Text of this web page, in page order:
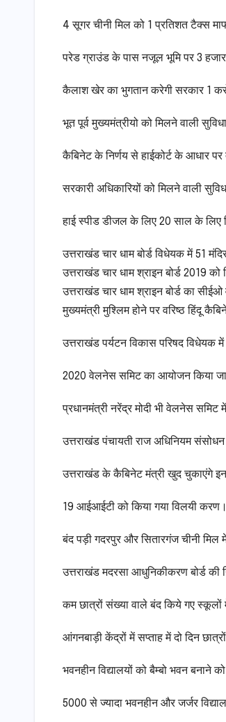
4 सूगर चीनी मिल को 1 प्रतिशत टैक्स
परेड ग्राउंड के पास नजूल भूमि पर 3 हजार
कैलाश खेर का भुगतान करेगी सरकार 1
भूत पूर्व मुख्यमंत्रीयो को मिलने वाली
कैबिनेट के निर्णय से हाईकोर्ट के आधार
सरकारी अधिकारियों को मिलने वाली
हाई स्पीड डीजल के लिए 20 साल के
उत्तराखंड चार धाम बोर्ड विधेयक में 51
उत्तराखंड चार धाम श्राइन बोर्ड 2019 को
उत्तराखंड चार धाम श्राइन बोर्ड का
मुख्यमंत्री मुश्लिम होने पर वरिष्ठ हिंदू
उत्तराखंड पर्यटन विकास परिषद विधेयक
2020 वेलनेस समिट का आयोजन किया
प्रधानमंत्री नरेंद्र मोदी भी वेलनेस
उत्तराखंड पंचायती राज अधिनियम
उत्तराखंड के कैबिनेट मंत्री खुद चुकाएंगे
19 आईआईटी को किया गया विलयी
बंद पड़ी गदरपुर और सितारगंज चीनी
उत्तराखंड मदरसा आधुनिकीकरण बोर्ड की
कम छात्रों संख्या वाले बंद किये गए
आंगनबाड़ी केंद्रों में सप्ताह में दो दिन
भवनहीन विद्यालयों को बैम्बो भवन बनाने
5000 से ज्यादा भवनहीन और जर्जर